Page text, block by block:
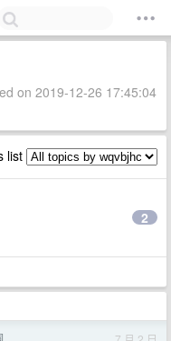
on 2019-12-26 17:45:04
list
2